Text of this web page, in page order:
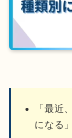
「最近
になる」